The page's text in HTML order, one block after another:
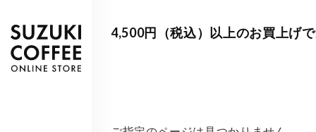
4,500円（税込）以上のお買上げ